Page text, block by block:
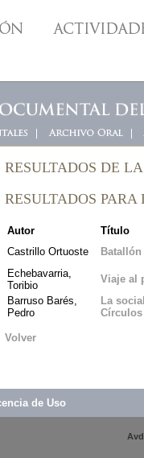
RESULTADOS DE
RESULTADOS
Autor Título
Castrillo Ortuoste
Echebavarria,
Toribio
Viaje al
Barruso Barés,
Pedro
La
Volver
de Uso